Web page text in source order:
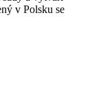
v Polsku se